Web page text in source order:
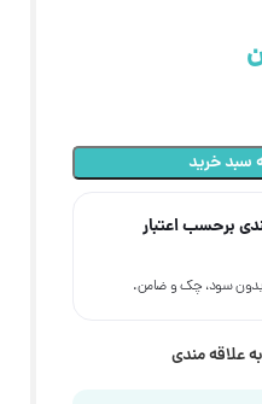
سبد خرید
برحسب اعتبار
علاقه مندی